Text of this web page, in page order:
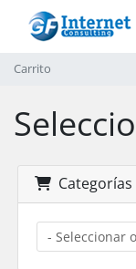
Carrito
Categorías